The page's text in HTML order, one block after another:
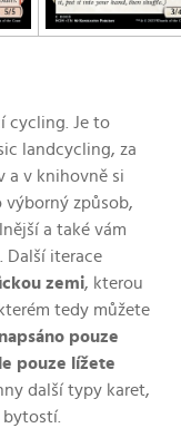
cycling. Je to
landcycling, za
a v knihovně si
výborný způsob,
a také vám
Další iterace
zemi, kterou
tedy můžete
pouze
pouze lížete
další typy karet,